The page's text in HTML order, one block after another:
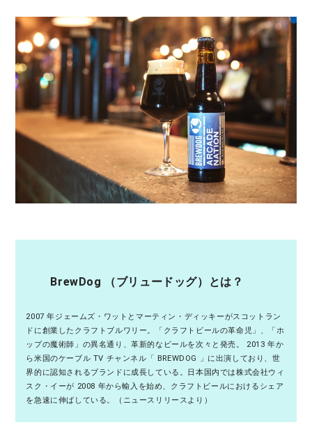
BrewDog （ブリュードッグ）とは？
2007 年ジェームズ・ワットとマーティン・ディッキーがスコットラン
ドに創業したクラフトブルワリー。「クラフトビールの革命児」、「ホ
ップの魔術師」の異名通り、革新的なビールを次々と発売。 2013 年か
ら米国のケーブル TV チャンネル「 BREWDOG 」に出演しており、世
界的に認知されるブランドに成長している。日本国内では株式会社ウィ
スク・イーが 2008 年から輸入を始め、クラフトビールにおけるシェア
を急速に伸ばしている。（ニュースリリースより）